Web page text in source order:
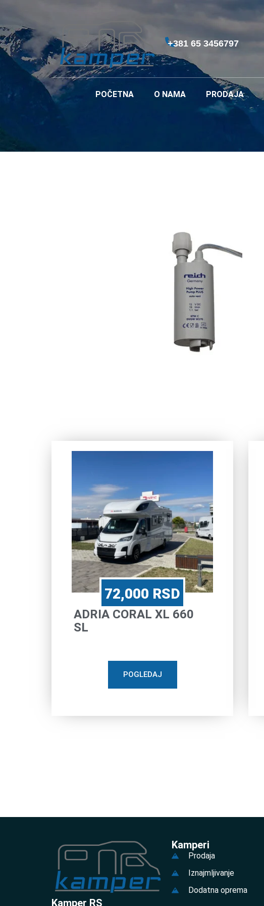
+381 65 3456797
POČETNA O NAMA PRODAJA
72,000 RSD
ADRIA CORAL XL 660
SL
POGLEDAJ
Kamper RS
Kamperi
Prodaja
Iznajmljivanje
Dodatna oprema